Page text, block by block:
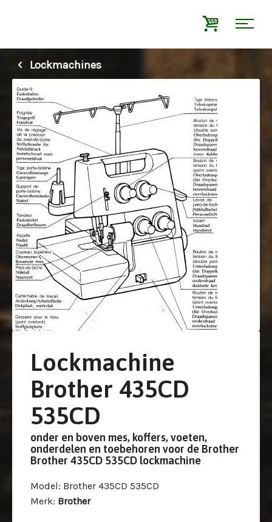
Lockmachines
Lockmachine
Brother 435CD
535CD
onder en boven mes, koffers, voeten,
onderdelen en toebehoren voor de Brother
Brother 435CD 535CD lockmachine
Model: Brother 435CD 535CD
Merk: Brother